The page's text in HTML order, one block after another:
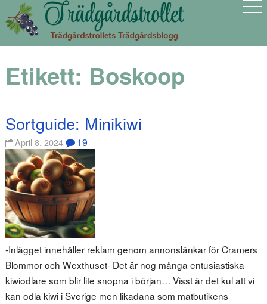
Etikett: Boskoop
Sortguide: Minikiwi
April 8, 2024 19
-Inlägget innehåller reklam genom annonslänkar för Cramers
Blommor och Wexthuset- Det är nog många entusiastiska
kiwiodlare som blir lite snopna i början… Visst är det kul att vi
kan odla kiwi i Sverige men likadana som matbutikens